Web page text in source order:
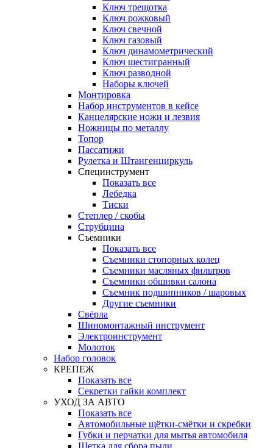
Ключ трещотка
Ключ рожковый
Ключ свечной
Ключ газовый
Ключ динамометрический
Ключ шестигранный
Ключ разводной
Наборы ключей
Монтировка
Набор инструментов в кейсе
Канцелярские ножи и лезвия
Ножницы по металлу
Топор
Пассатижи
Рулетка и Штангенциркуль
Специнструмент
Показать все
Лебедка
Тиски
Степлер / скобы
Струбцина
Съемники
Показать все
Съемники стопорных колец
Съемники масляных фильтров
Съемники обшивки салона
Съемник подшипников / шаровых
Другие съемники
Свёрла
Шиномонтажный инструмент
Электроинструмент
Молоток
Набор головок
КРЕПЕЖ
Показать все
Секретки гайки комплект
УХОД ЗА АВТО
Показать все
Автомобильные щётки-смётки и скребки
Губки и перчатки для мытья автомобиля